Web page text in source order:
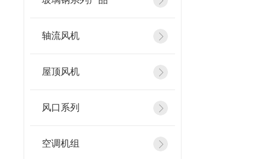
轴流风机
屋顶风机
风口系列
空调机组